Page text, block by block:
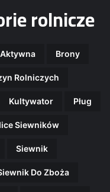
rolnicze
Brony
Rolniczych
Kultywator Pług
Siewników
Siewnik
Do Zboża